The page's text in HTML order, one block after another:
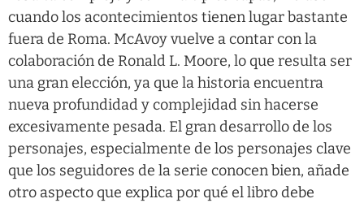
cuando los acontecimientos tienen lugar bastante
fuera de Roma. McAvoy vuelve a contar con la
colaboración de Ronald L. Moore, lo que resulta ser
una gran elección, ya que la historia encuentra
nueva profundidad y complejidad sin hacerse
excesivamente pesada. El gran desarrollo de los
personajes, especialmente de los personajes clave
que los seguidores de la serie conocen bien, añade
otro aspecto que explica por qué el libro debe